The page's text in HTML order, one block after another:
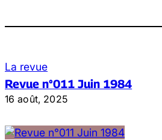
La revue
Revue n°011 Juin 1984
16 août, 2025